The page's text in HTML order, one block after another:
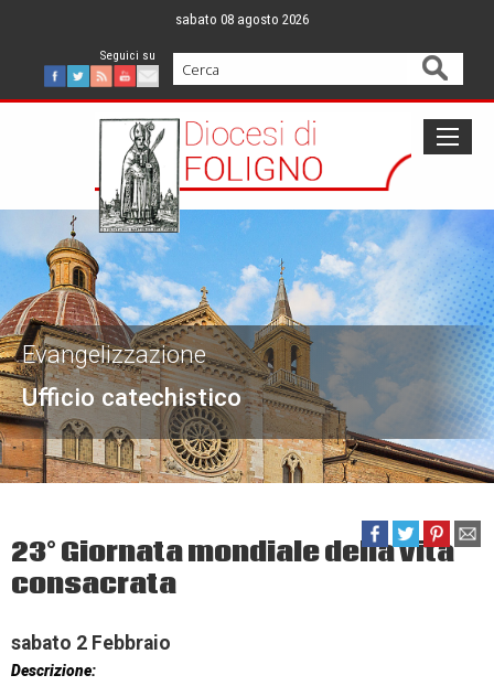
content
sabato 08 agosto 2026
Facebook
Twitter
FeedYoutube
Mail
Cerca
Ufficio catechistico
Evangelizzazione
23° Giornata mondiale della vita
consacrata
sabato 2 Febbraio
Descrizione: